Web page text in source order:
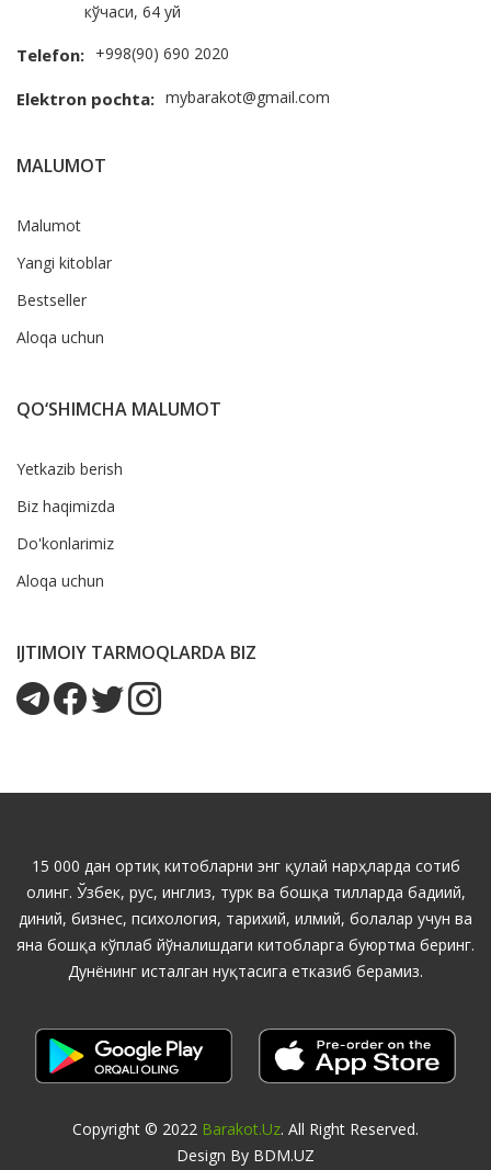
кўчаси, 64 уй
Telefon: +998(90) 690 2020
Elektron pochta: mybarakot@gmail.com
MALUMOT
Malumot
Yangi kitoblar
Bestseller
Aloqa uchun
QO‘SHIMCHA MALUMOT
Yetkazib berish
Biz haqimizda
Do'konlarimiz
Aloqa uchun
IJTIMOIY TARMOQLARDA BIZ
15 000 дан ортиқ китобларни энг қулай нарҳларда сотиб
олинг. Ўзбек, рус, инглиз, турк ва бошқа тилларда бадиий,
диний, бизнес, психология, тарихий, илмий, болалар учун ва
яна бошқа кўплаб йўналишдаги китобларга буюртма беринг.
Дунёнинг исталган нуқтасига етказиб берамиз.
Copyright © 2022 Barakot.uz. All Right Reserved.
Design By BDM.UZ